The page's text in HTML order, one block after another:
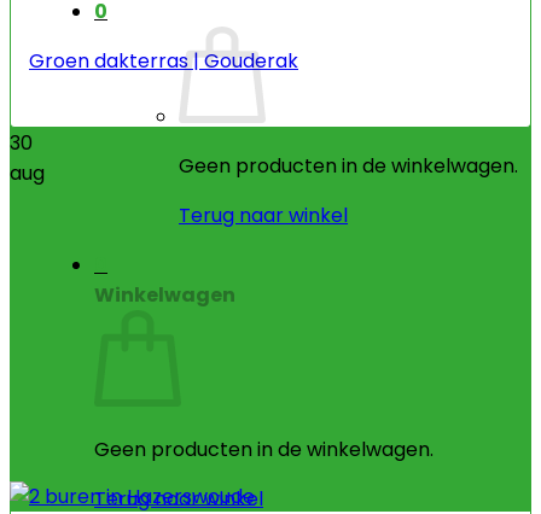
0
Geen producten in de winkelwagen.
Terug naar winkel
Winkelwagen
Geen producten in de winkelwagen.
Terug naar winkel
Groen dakterras | Gouderak
30
aug